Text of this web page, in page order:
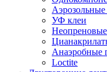
Аэрозольные
УФ клеи
Анаэробные
Loctite